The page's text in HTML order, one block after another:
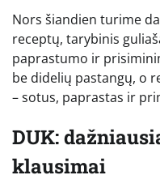
Nors šiandien turime
receptų, tarybinis
paprastumo ir
be didelių pastangų, o
– sotus, paprastas ir
DUK:
klausimai